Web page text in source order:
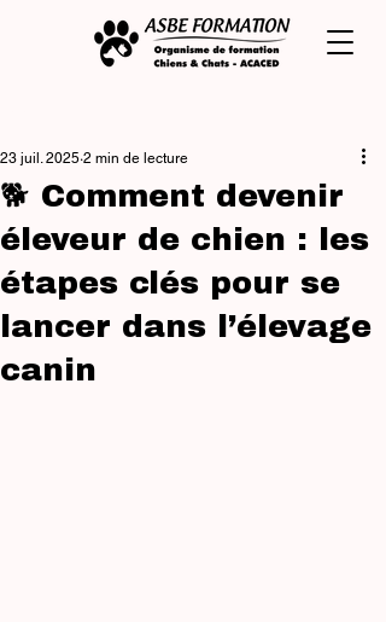
🐕 Comment devenir
éleveur de chien : les
étapes clés pour se
lancer dans l’élevage
canin
23 juil. 2025 2 min de lecture